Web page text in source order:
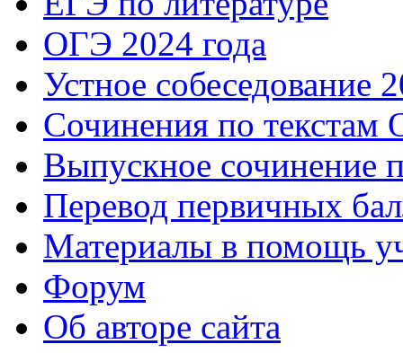
ОГЭ 2024 года
Устное собеседование
Сочинения по текстам
Выпускное сочинение
Перевод первичных
Материалы в помощь
Форум
Об авторе сайта